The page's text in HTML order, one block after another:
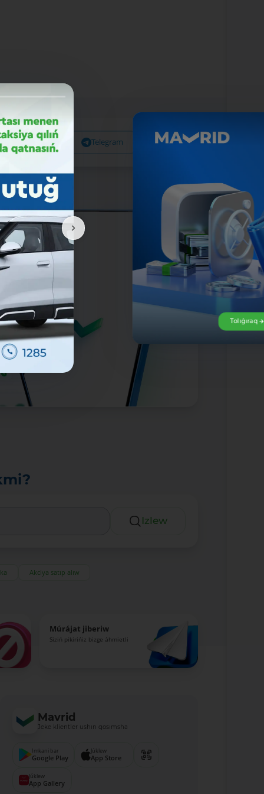
Facebook Telegram X
Izlew
Akciya satıp alıw
Múrájat jiberiw
Siziń pikirińiz bizge áhmietli
Mavrid
Jeke klientler ushın qosımsha
Imkani bar
Google Play
Júklew
App Store
Júklew
App Gallery
Tolıǵıraq